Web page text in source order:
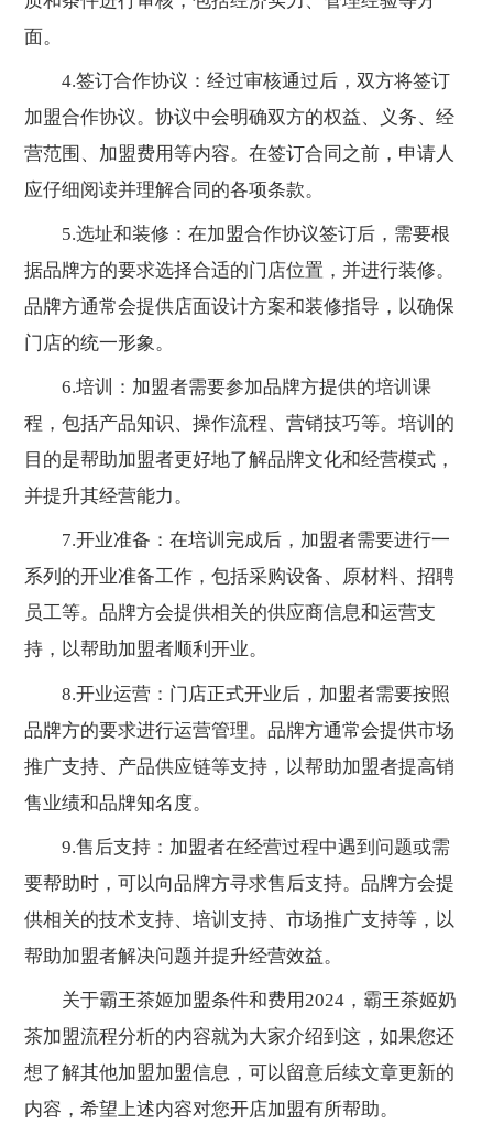
面。
4.签订合作协议：经过审核通过后，双方将签订
加盟合作协议。协议中会明确双方的权益、义务、经
营范围、加盟费用等内容。在签订合同之前，申请人
应仔细阅读并理解合同的各项条款。
5.选址和装修：在加盟合作协议签订后，需要根
据品牌方的要求选择合适的门店位置，并进行装修。
品牌方通常会提供店面设计方案和装修指导，以确保
门店的统一形象。
6.培训：加盟者需要参加品牌方提供的培训课
程，包括产品知识、操作流程、营销技巧等。培训的
目的是帮助加盟者更好地了解品牌文化和经营模式，
并提升其经营能力。
7.开业准备：在培训完成后，加盟者需要进行一
系列的开业准备工作，包括采购设备、原材料、招聘
员工等。品牌方会提供相关的供应商信息和运营支
持，以帮助加盟者顺利开业。
8.开业运营：门店正式开业后，加盟者需要按照
品牌方的要求进行运营管理。品牌方通常会提供市场
推广支持、产品供应链等支持，以帮助加盟者提高销
售业绩和品牌知名度。
9.售后支持：加盟者在经营过程中遇到问题或需
要帮助时，可以向品牌方寻求售后支持。品牌方会提
供相关的技术支持、培训支持、市场推广支持等，以
帮助加盟者解决问题并提升经营效益。
关于霸王茶姬加盟条件和费用2024，霸王茶姬奶
茶加盟流程分析的内容就为大家介绍到这，如果您还
想了解其他加盟加盟信息，可以留意后续文章更新的
内容，希望上述内容对您开店加盟有所帮助。